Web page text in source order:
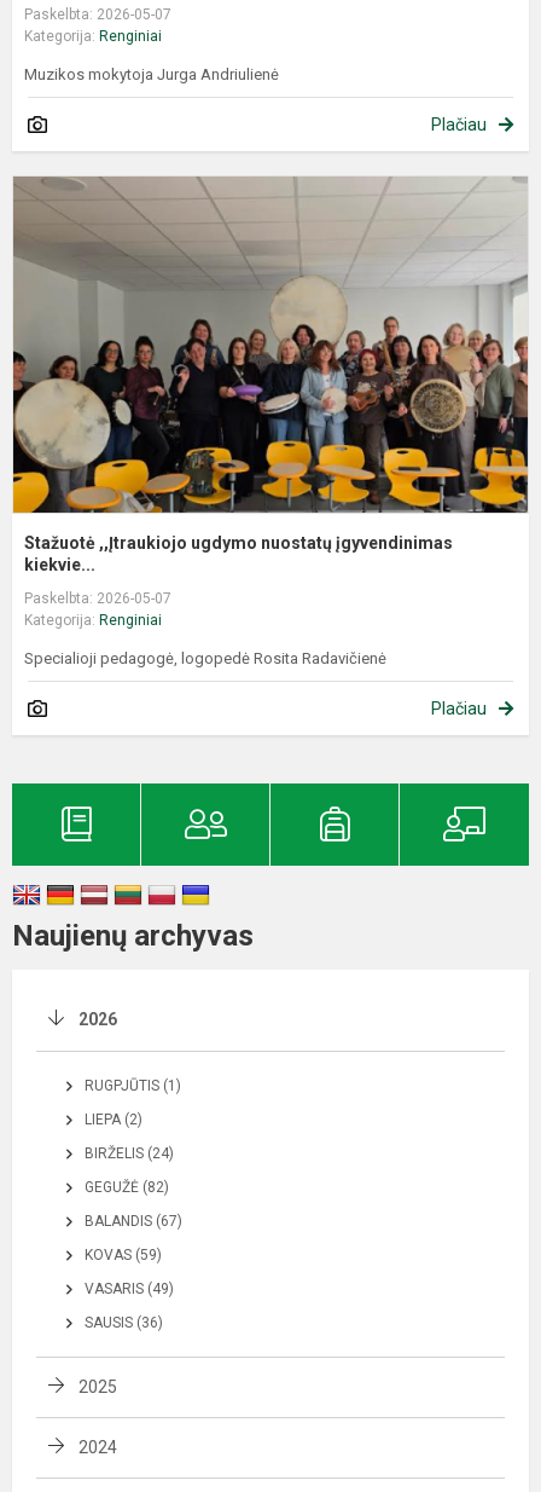
Paskelbta: 2026-05-07
Kategorija: Renginiai
Muzikos mokytoja Jurga Andriulienė
Plačiau
Stažuotė ,,Įtraukiojo ugdymo nuostatų įgyvendinimas
kiekvie...
Paskelbta: 2026-05-07
Kategorija: Renginiai
Specialioji pedagogė, logopedė Rosita Radavičienė
Plačiau
Naujienų archyvas
2026
RUGPJŪTIS (1)
LIEPA (2)
BIRŽELIS (24)
GEGUŽĖ (82)
BALANDIS (67)
KOVAS (59)
VASARIS (49)
SAUSIS (36)
2025
2024